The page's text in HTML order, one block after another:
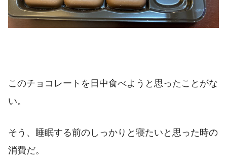
このチョコレートを日中食べようと思ったことがな
い。
そう、睡眠する前のしっかりと寝たいと思った時の
消費だ。